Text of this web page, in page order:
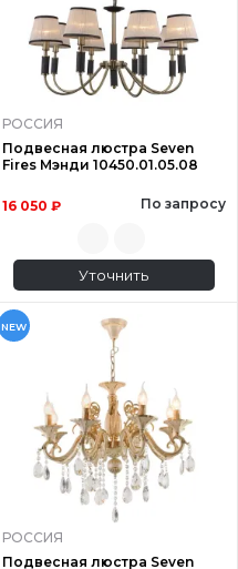
РОССИЯ
Подвесная люстра Seven
Fires Мэнди 10450.01.05.08
16 050 ₽ По запросу
Уточнить
NEW
РОССИЯ
Подвесная люстра Seven